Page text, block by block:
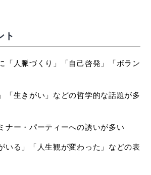
ト
「人脈づくり」「自己啓発」「ボラン
「生きがい」などの哲学的な話題が多
ナー・パーティーへの誘いが多い
いる」「人生観が変わった」などの表